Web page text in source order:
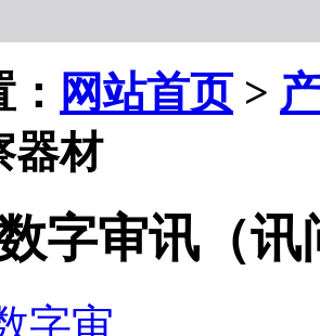
网站首页>
器材
字审讯（讯